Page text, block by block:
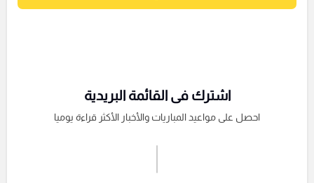
اشترك فى القائمة البريدية
احصل على مواعيد المباريات والأخبار الأكثر قراءة يوميا